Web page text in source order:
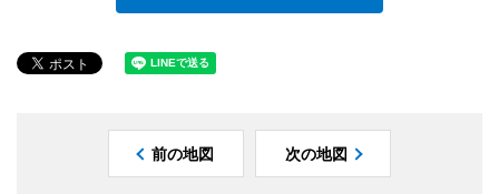
前の地図 次の地図